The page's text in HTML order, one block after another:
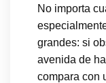
No importa
grandes: si
avenida de
compara con